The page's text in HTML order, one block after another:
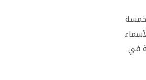
خمسة
في